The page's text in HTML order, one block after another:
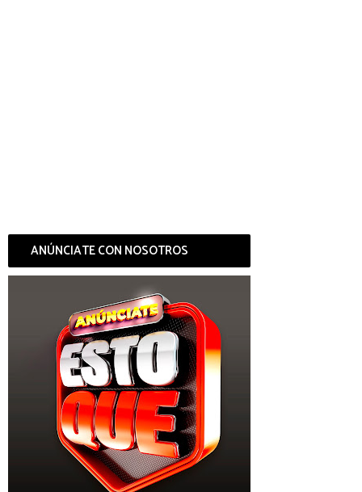
ANÚNCIATE CON NOSOTROS